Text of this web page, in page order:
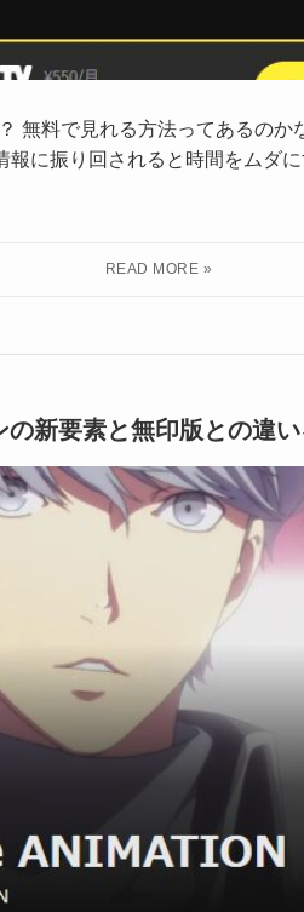
無料で見れる方法ってあるの
に振り回されると時間をムダ
の新要素と無印版との違